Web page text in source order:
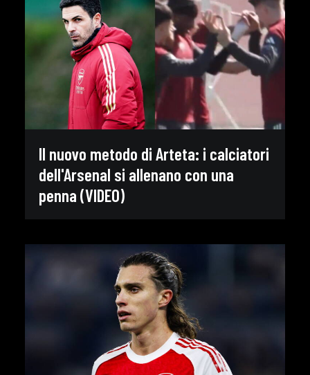
Il nuovo metodo di Arteta: i calciatori
dell'Arsenal si allenano con una
penna (VIDEO)